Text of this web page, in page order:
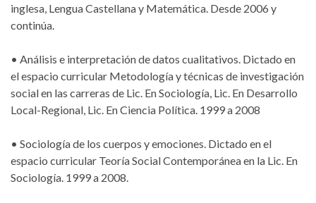
inglesa, Lengua Castellana y Matemática. Desde 2006 y
continúa.
• Análisis e interpretación de datos cualitativos. Dictado en
el espacio curricular Metodología y técnicas de investigación
social en las carreras de Lic. En Sociología, Lic. En Desarrollo
Local-Regional, Lic. En Ciencia Política. 1999 a 2008
• Sociología de los cuerpos y emociones. Dictado en el
espacio curricular Teoría Social Contemporánea en la Lic. En
Sociología. 1999 a 2008.